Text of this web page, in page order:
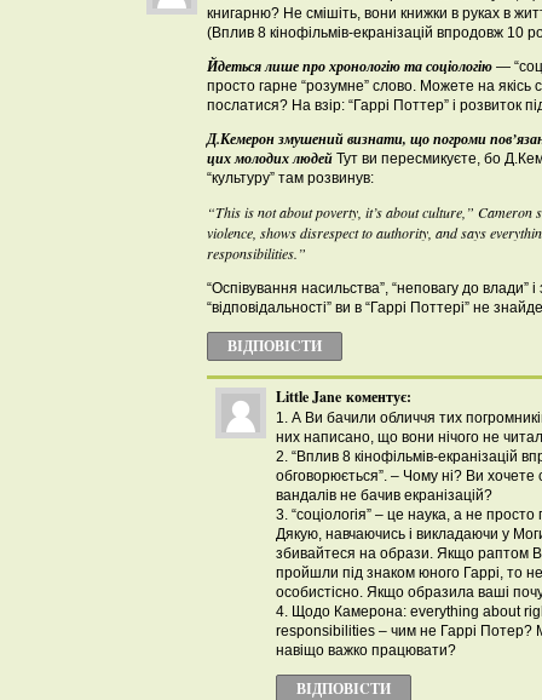
книгарню? Не смішіть, вони книжки в руках в
(Вплив 8 кінофільмів-екранізацій впродовж 10
Йдеться лише про хронологію та соціологію —
просто гарне “розумне” слово. Можете на якісь
послатися? На взір: “Гаррі Поттер” і розвиток
Д.Кемерон змушений визнати, що погроми
цих молодих людей Тут ви пересмикуєте, бо
“культуру” там розвинув:
“This is not about poverty, it’s about culture,” Cameron
violence, shows disrespect to authority, and says
responsibilities.”
“Оспівування насильства”, “неповагу до влади”
“відповідальності” ви в “Гаррі Поттері” не
ВІДПОВІCТИ
Little Jane коментує:
1. А Ви бачили обличчя тих
них написано, що вони нічого не
2. “Вплив 8 кінофільмів-екранізацій
обговорюється”. – Чому ні? Ви
вандалів не бачив екранізацій?
3. “соціологія” – це наука, а не
Дякую, навчаючись і викладаючи у
збивайтеся на образи. Якщо раптом
пройшли під знаком юного Гаррі, то
особистісно. Якщо образила ваші
4. Щодо Камерона: everything about
responsibilities – чим не Гаррі Потер?
навіщо важко працювати?
ВІДПОВІCТИ